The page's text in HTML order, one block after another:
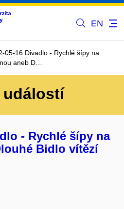
EN
05-16 Divadlo - Rychlé šípy na
aneb D…
událostí
- Rychlé šípy na
Bidlo vítězí